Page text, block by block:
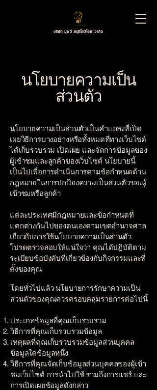
บริษัท มูฟวี่ สตูดิโอวีไอพี จำกัด
นโยบายความเป็น
ส่วนตัว
นโยบายความเป็นส่วนตัวเป็นคำแถลงที่เปิด
เผยวิธีการบางอย่างหรือทั้งหมดที่ทางเว็บไซต์
ได้เก็บรวบรวม เปิดเผย และจัดการข้อมูลของ
ผู้เข้าชมและลูกค้าของเว็บไซต์ นโยบายนี้
เป็นไปเพื่อการดำเนินการตามข้อกำหนดด้าน
กฎหมายในการปกป้องความเป็นส่วนตัวของผู้
เข้าชมหรือลูกค้า
แต่ละประเทศมีกฎหมายและข้อกำหนดที่
แตกต่างกันไปของตนเองตามเขตอำนาจศาล
เกี่ยวกับการใช้นโยบายความเป็นส่วนตัว
โปรดตรวจสอบให้แน่ใจว่า คุณได้ปฎิบัติตาม
ระเบียบข้อบังคับที่เกี่ยวข้องกับกิจกรรมและที่
ตั้งของคุณ
โดยทั่วไปแล้ว นโยบายการรักษาความเป็น
ส่วนตัวของคุณควรครอบคลุมรายการต่อไปนี้
ประเภทข้อมูลที่คุณเก็บรวบรวม
วิธีการที่คุณเก็บรวบรวมข้อมูล
เหตุผลที่คุณเก็บรวบรวมข้อมูลส่วนบุคคล
ข้อมูลใดข้อมูลหนึ่ง
วิธีการที่คุณจัดเก็บข้อมูลส่วนบุคคลของผู้เข้า
ชมเว็บไซต์ การนำไปใช้ รวมถึงการแชร์ และ
การเปิดเผยข้อมูลดังกล่าว